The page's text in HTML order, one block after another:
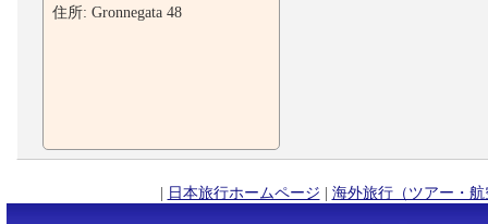
住所: Gronnegata 48
| 日本旅行ホームページ | 海外旅行（ツアー・航